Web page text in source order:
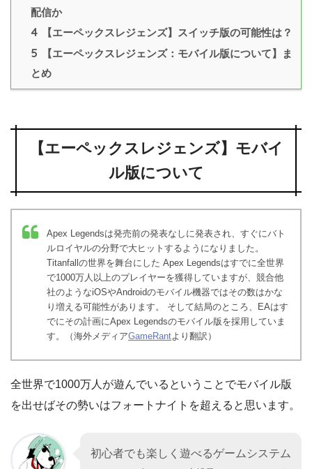
配信か
4 【エーペックスレジェンズ】スイッチ版の可能性は？
5
【エーペックスレジェンズ：モバイル版について】ま
とめ
【エーペックスレジェンズ】モバイ
ル版について
Apex Legendsは発売前の発表なしに発表され、すぐにバト
ルロイヤルの分野で大ヒットするようになりました。
Titanfallの世界を舞台にした Apex Legendsはすでに全世界
で1000万人以上のプレイヤーを獲得していますが、競合他
社のようなiOSやAndroidのモバイル機器ではその数はかな
り増える可能性があります。 そして結局のところ、EAはす
でにその計画にApex Legendsのモバイル版を採用していま
す。（海外メディアGameRantより翻訳）
全世界で1000万人が遊んでいるということでモバイル版
を出せばその勢いはフォートナイトを超えると思います。
初心者でも楽しく遊べるゲームシステム